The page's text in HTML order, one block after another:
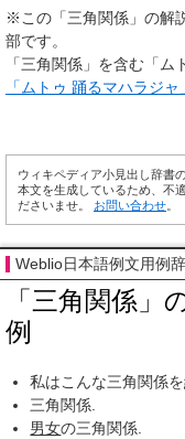
※この「三角関係」の解
部です。
「三角関係」を含む「ム
「ムトゥ 踊るマハラジ
ウィキペディア小見出し辞書
本文を生成しているため、不
ださいませ。 お問い合わせ
Weblio日本語例文用例
「三角関係」
例
私はこんな三角関係を
三角関係.
男女の三角関係.